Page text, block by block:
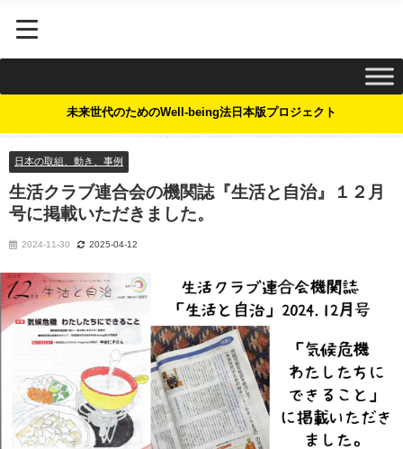
未来世代のためのWell-being法日本版プロジェクト
日本の取組、動き、事例
生活クラブ連合会の機関誌『生活と自治』１２月
号に掲載いただきました。
2024-11-30 2025-04-12